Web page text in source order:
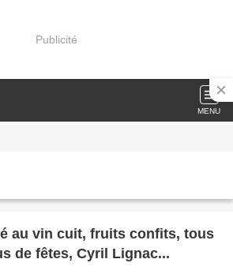
Publicité
MENU
au vin cuit, fruits confits, tous
de fêtes, Cyril Lignac...